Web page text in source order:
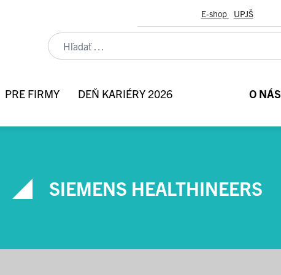
E-shop UPJŠ
PRE FIRMY DEŇ KARIÉRY 2026 O NÁS
SIEMENS HEALTHINEERS